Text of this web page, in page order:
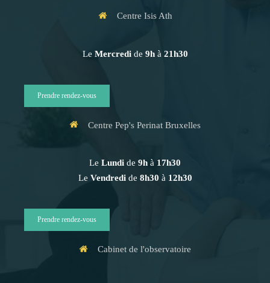
Centre Isis Ath
Le Mercredide 9hà 21h30
Prendre rendez-vous
Centre Pep's Perinat Bruxelles
Le Lundi de 9h à 17h30
Le Vendredide 8h30 à 12h30
Prendre rendez-vous
Cabinet de l'observatoire